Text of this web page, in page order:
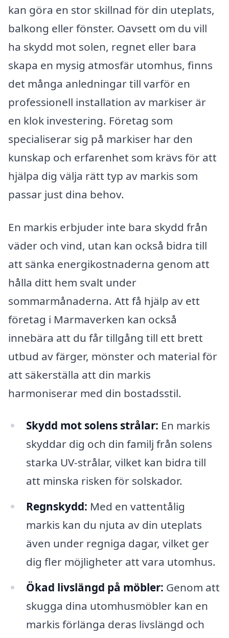
kan göra en stor skillnad för din uteplats,
balkong eller fönster. Oavsett om du vill
ha skydd mot solen, regnet eller bara
skapa en mysig atmosfär utomhus, finns
det många anledningar till varför en
professionell installation av markiser är
en klok investering. Företag som
specialiserar sig på markiser har den
kunskap och erfarenhet som krävs för att
hjälpa dig välja rätt typ av markis som
passar just dina behov.
En markis erbjuder inte bara skydd från
väder och vind, utan kan också bidra till
att sänka energikostnaderna genom att
hålla ditt hem svalt under
sommarmånaderna. Att få hjälp av ett
företag i Marmaverken kan också
innebära att du får tillgång till ett brett
utbud av färger, mönster och material för
att säkerställa att din markis
harmoniserar med din bostadsstil.
Skydd mot solens strålar: En markis
skyddar dig och din familj från solens
starka UV-strålar, vilket kan bidra till
att minska risken för solskador.
Regnskydd: Med en vattentålig
markis kan du njuta av din uteplats
även under regniga dagar, vilket ger
dig fler möjligheter att vara utomhus.
Ökad livslängd på möbler: Genom att
skugga dina utomhusmöbler kan en
markis förlänga deras livslängd och